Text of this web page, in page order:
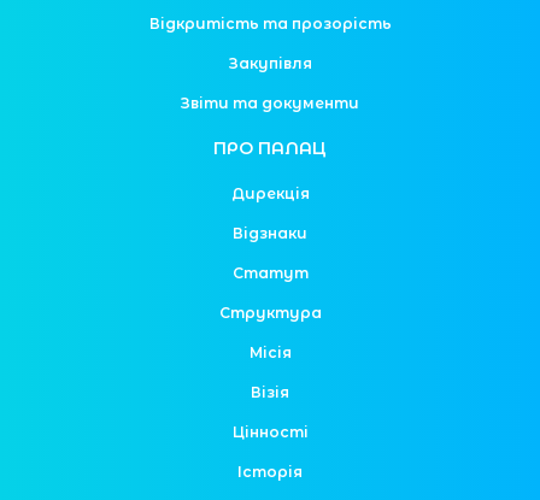
Відкритість та прозорість
Закупівля
Звіти та документи
ПРО ПАЛАЦ
Дирекція
Відзнаки
Статут
Структура
Місія
Візія
Цінності
Історія